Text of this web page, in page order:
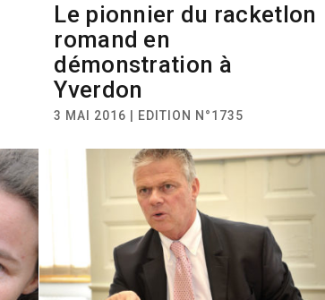
Le pionnier du racketlon
romand en
démonstration à
Yverdon
3 MAI 2016 | EDITION N°1735